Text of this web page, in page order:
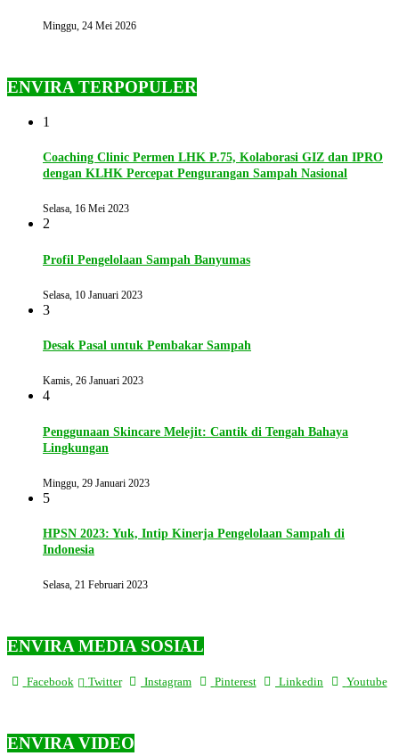
Minggu, 24 Mei 2026
ENVIRA TERPOPULER
1
Coaching Clinic Permen LHK P.75, Kolaborasi GIZ dan IPRO
dengan KLHK Percepat Pengurangan Sampah Nasional
Selasa, 16 Mei 2023
2
Profil Pengelolaan Sampah Banyumas
Selasa, 10 Januari 2023
3
Desak Pasal untuk Pembakar Sampah
Kamis, 26 Januari 2023
4
Penggunaan Skincare Melejit: Cantik di Tengah Bahaya
Lingkungan
Minggu, 29 Januari 2023
5
HPSN 2023: Yuk, Intip Kinerja Pengelolaan Sampah di
Indonesia
Selasa, 21 Februari 2023
ENVIRA MEDIA SOSIAL
Facebook Twitter Instagram Pinterest Linkedin Youtube
ENVIRA VIDEO